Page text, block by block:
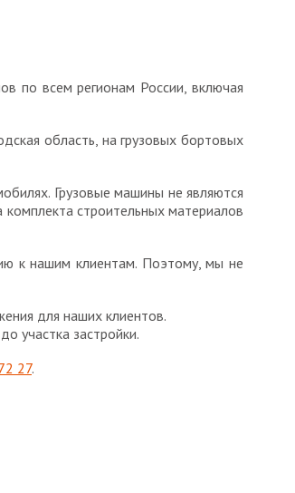
по всем регионам России, включая
область, на грузовых бортовых
Грузовые машины не являются
строительных материалов
к нашим клиентам. Поэтому, мы не
для наших клиентов.
участка застройки.
27.